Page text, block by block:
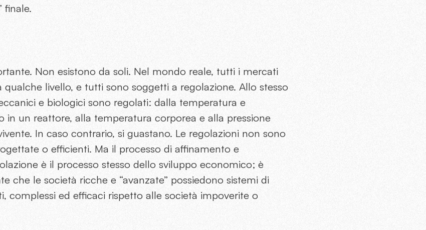
finale.
Non esistono da soli. Nel mondo reale, tutti i mercati
qualche livello, e tutti sono soggetti a regolazione. Allo stesso
e biologici sono regolati: dalla temperatura e
in un reattore, alla temperatura corporea e alla pressione
In caso contrario, si guastano. Le regolazioni non sono
o efficienti. Ma il processo di affinamento e
è il processo stesso dello sviluppo economico; è
che le società ricche e “avanzate” possiedono sistemi di
complessi ed efficaci rispetto alle società impoverite o